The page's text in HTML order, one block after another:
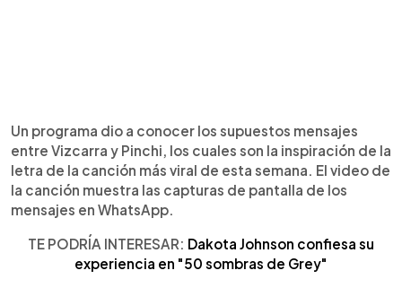
Un programa dio a conocer los supuestos mensajes
entre Vizcarra y Pinchi, los cuales son la inspiración de la
letra de la canción más viral de esta semana. El video de
la canción muestra las capturas de pantalla de los
mensajes en WhatsApp.
TE PODRÍA INTERESAR: Dakota Johnson confiesa su
experiencia en "50 sombras de Grey"